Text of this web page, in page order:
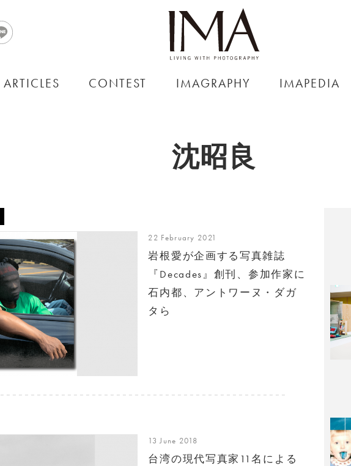
ARTICLES CONTEST IMAGRAPHY IMAPEDIA
沈昭良
22 February 2021
岩根愛が企画する写真雑誌
『Decades』創刊、参加作家に
石内都、アントワーヌ・ダガ
タら
13 June 2018
台湾の現代写真家11名による